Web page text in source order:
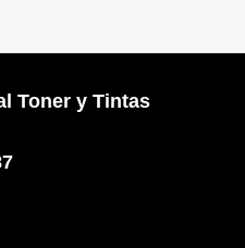
Toner y Tintas